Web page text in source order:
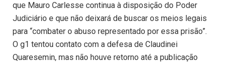
que Mauro Carlesse continua à disposição do Poder
Judiciário e que não deixará de buscar os meios legais
para “combater o abuso representado por essa prisão”.
O g1 tentou contato com a defesa de Claudinei
Quaresemin, mas não houve retorno até a publicação